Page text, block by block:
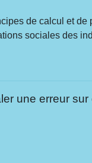
de calcul et de
sociales des
une erreur sur